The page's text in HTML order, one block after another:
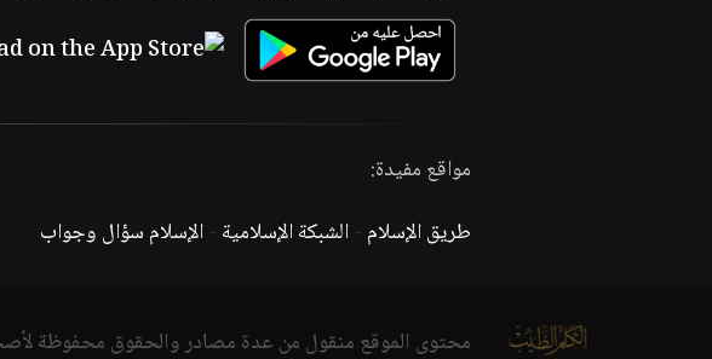
مواقع مفيدة:
طريق الإسلام -الشبكة الإسلامية -الإسلام سؤال وجواب
محتوى الموقع منقول من عدة مصادر والحقوق محفوظة